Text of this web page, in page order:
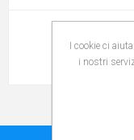
I cookie ci
i nostri